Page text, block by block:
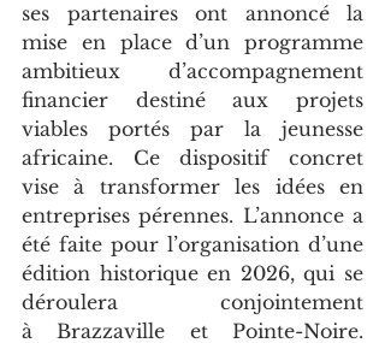
ses partenaires ont annoncé la
mise en place d’un programme
ambitieux d’accompagnement
financier destiné aux projets
viables portés par la jeunesse
africaine. Ce dispositif concret
vise à transformer les idées en
entreprises pérennes. L’annonce a
été faite pour l’organisation d’une
édition historique en 2026, qui se
déroulera conjointement
à Brazzaville et Pointe-Noire.